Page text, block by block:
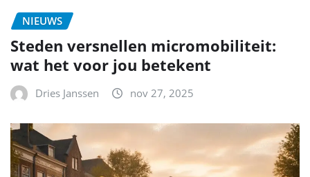
NIEUWS
Steden versnellen micromobiliteit:
wat het voor jou betekent
Dries Janssen nov 27, 2025